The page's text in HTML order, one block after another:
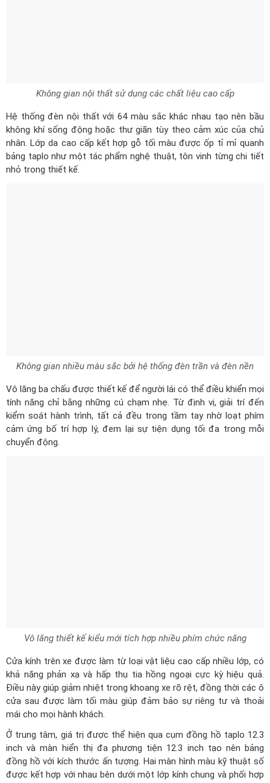
Hệ thống đèn nội thất với 64 màu sắc khác nhau tạo nên bầu
nhân. Lớp da cao cấp kết hợp gỗ tối màu được ốp tỉ mỉ quanh
bảng taplo như một tác phẩm nghệ thuật, tôn vinh từng chi tiết
nhỏ trong thiết kế.
Vô lăng ba chấu được thiết kế để người lái có thể điều khiển mọi
kiểm soát hành trình, tất cả đều trong tầm tay nhờ loạt phím
cảm ứng bố trí hợp lý, đem lại sự tiện dụng tối đa trong mỗi
chuyển động.
Cửa kính trên xe được làm từ loại vật liệu cao cấp nhiều lớp, có
Điều này giúp giảm nhiệt trong khoang xe rõ rệt, đồng thời các ô
cửa sau được làm tối màu giúp đảm bảo sự riêng tư và thoải
mái cho mọi hành khách.
Ở trung tâm, giá trị được thể hiện qua cụm đồng hồ taplo 12.3
inch và màn hiển thị đa phương tiện 12.3 inch tạo nên bảng
đồng hồ với kích thước ấn tượng. Hai màn hình màu kỹ thuật số
được kết hợp với nhau bên dưới một lớp kính chung và phối hợp
hài hòa với thiết kế nội thất mang đến một diện mạo liền mạch,
thanh lịch.